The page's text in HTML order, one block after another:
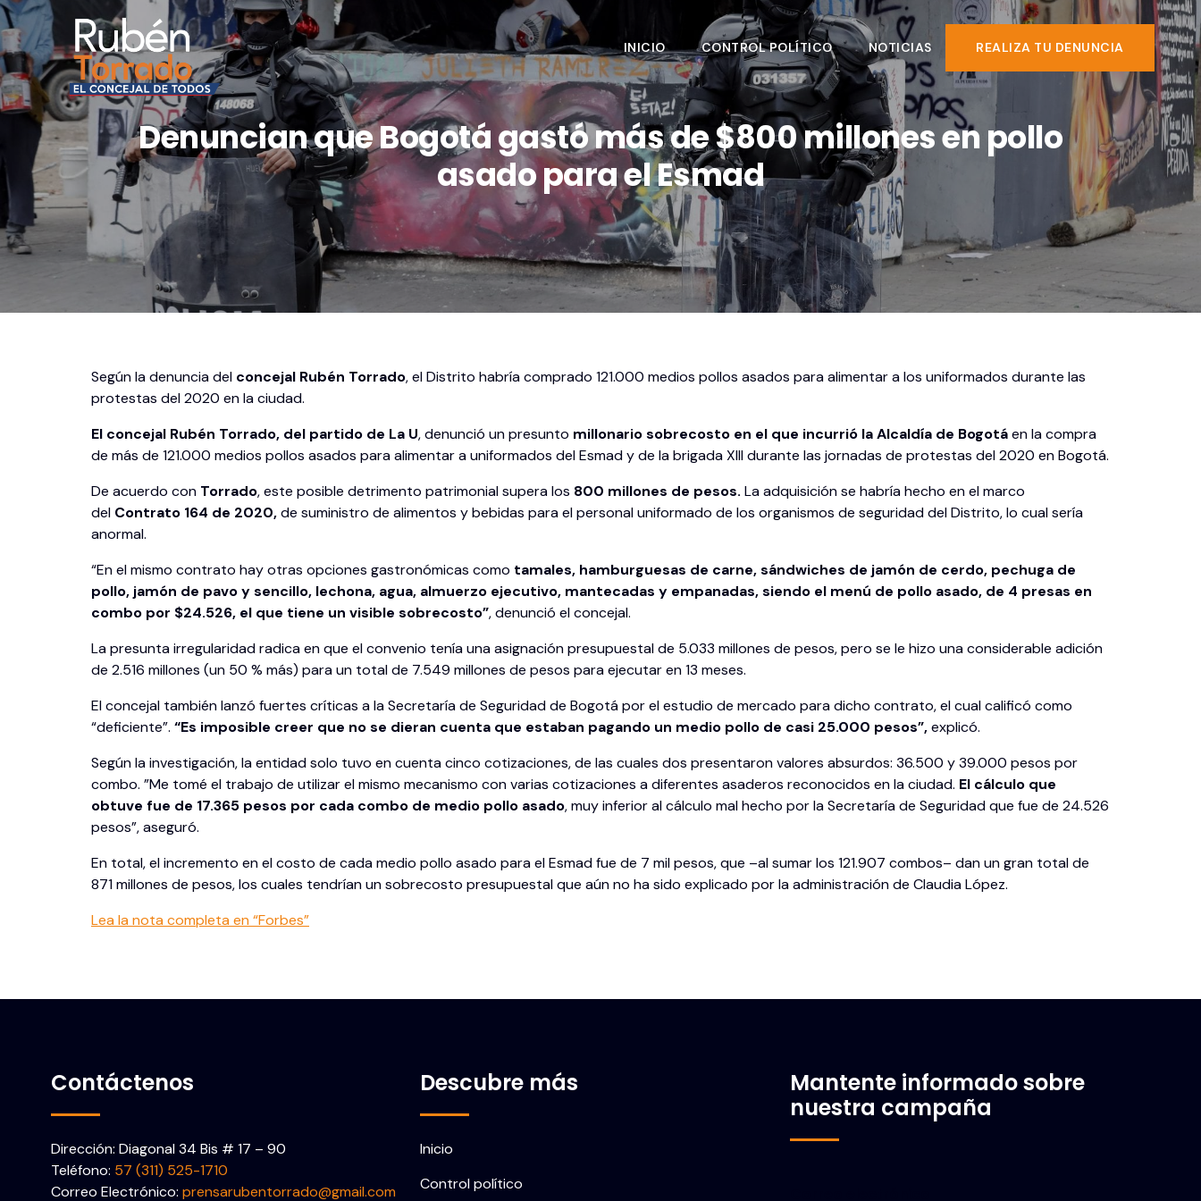
INICIO CONTROL POLÍTICO NOTICIAS REALIZA TU DENUNCIA
Denuncian que Bogotá gastó más de $800 millones en pollo
asado para el Esmad
Según la denuncia del concejal Rubén Torrado, el Distrito habría comprado 121.000 medios pollos asados para alimentar a los uniformados durante las
protestas del 2020 en la ciudad.
El concejal Rubén Torrado, del partido de La U, denunció un presunto millonario sobrecosto en el que incurrió la Alcaldía de Bogotáen la compra
de más de 121.000 medios pollos asados para alimentar a uniformados del Esmad y de la brigada XIII durante las jornadas de protestas del 2020 en Bogotá.
De acuerdo con Torrado, este posible detrimento patrimonial supera los 800 millones de pesos. La adquisición se habría hecho en el marco
del Contrato 164 de 2020,de suministro de alimentos y bebidas para el personal uniformado de los organismos de seguridad del Distrito, lo cual sería
anormal.
“En el mismo contrato hay otras opciones gastronómicas como tamales, hamburguesas de carne, sándwiches de jamón de cerdo, pechuga de
pollo, jamón de pavo y sencillo, lechona, agua, almuerzo ejecutivo, mantecadas y empanadas, siendo el menú de pollo asado, de 4 presas en
combo por $24.526, el que tiene un visible sobrecosto”, denunció el concejal.
La presunta irregularidad radica en que el convenio tenía una asignación presupuestal de 5.033 millones de pesos, pero se le hizo una considerable adición
de 2.516 millones (un 50 % más) para un total de 7.549 millones de pesos para ejecutar en 13 meses.
El concejal también lanzó fuertes críticas a la Secretaría de Seguridad de Bogotá por el estudio de mercado para dicho contrato, el cual calificó como
“deficiente”. “Es imposible creer que no se dieran cuenta que estaban pagando un medio pollo de casi 25.000 pesos”,explicó.
Según la investigación, la entidad solo tuvo en cuenta cinco cotizaciones, de las cuales dos presentaron valores absurdos: 36.500 y 39.000 pesos por
combo. ”Me tomé el trabajo de utilizar el mismo mecanismo con varias cotizaciones a diferentes asaderos reconocidos en la ciudad. El cálculo que
obtuve fue de 17.365 pesos por cada combo de medio pollo asado, muy inferior al cálculo mal hecho por la Secretaría de Seguridad que fue de 24.526
pesos”, aseguró.
En total, el incremento en el costo de cada medio pollo asado para el Esmad fue de 7 mil pesos, que –al sumar los 121.907 combos– dan un gran total de
871 millones de pesos, los cuales tendrían un sobrecosto presupuestal que aún no ha sido explicado por la administración de Claudia López.
Lea la nota completa en “Forbes”
Contáctenos
Dirección: Diagonal 34 Bis # 17 – 90
Teléfono: 57 (311) 525-1710
Correo Electrónico: prensarubentorrado@gmail.com
Descubre más
Inicio
Control político
Mantente informado sobre
nuestra campaña